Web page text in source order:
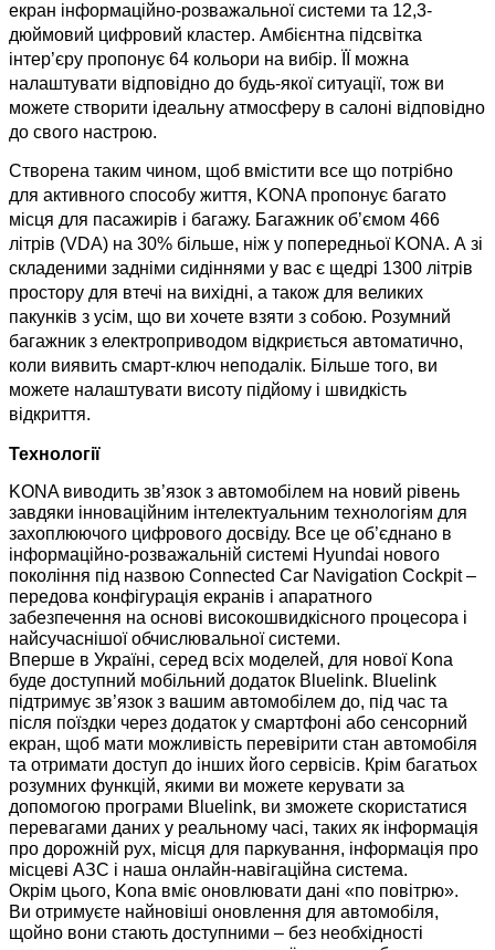
екран інформаційно-розважальної системи та 12,3-
дюймовий цифровий кластер. Амбієнтна підсвітка
інтер’єру пропонує 64 кольори на вибір. ЇЇ можна
налаштувати відповідно до будь-якої ситуації, тож ви
можете створити ідеальну атмосферу в салоні відповідно
до свого настрою.
Створена таким чином, щоб вмістити все що потрібно
для активного способу життя, KONA пропонує багато
місця для пасажирів і багажу. Багажник об’ємом 466
літрів (VDA) на 30% більше, ніж у попередньої KONA. А зі
складеними задніми сидіннями у вас є щедрі 1300 літрів
простору для втечі на вихідні, а також для великих
пакунків з усім, що ви хочете взяти з собою. Розумний
багажник з електроприводом відкриється автоматично,
коли виявить смарт-ключ неподалік. Більше того, ви
можете налаштувати висоту підйому і швидкість
відкриття.
Технології
KONA виводить зв’язок з автомобілем на новий рівень
завдяки інноваційним інтелектуальним технологіям для
захоплюючого цифрового досвіду. Все це об’єднано в
інформаційно-розважальній системі Hyundai нового
покоління під назвою Connected Car Navigation Cockpit –
передова конфігурація екранів і апаратного
забезпечення на основі високошвидкісного процесора і
найсучаснішої обчислювальної системи.
Вперше в Україні, серед всіх моделей, для нової Kona
буде доступний мобільний додаток Bluelink. Bluelink
підтримує зв’язок з вашим автомобілем до, під час та
після поїздки через додаток у смартфоні або сенсорний
екран, щоб мати можливість перевірити стан автомобіля
та отримати доступ до інших його сервісів. Крім багатьох
розумних функцій, якими ви можете керувати за
допомогою програми Bluelink, ви зможете скористатися
перевагами даних у реальному часі, таких як інформація
про дорожній рух, місця для паркування, інформація про
місцеві АЗС і наша онлайн-навігаційна система.
Окрім цього, Kona вміє оновлювати дані «по повітрю».
Ви отримуєте найновіші оновлення для автомобіля,
щойно вони стають доступними – без необхідності